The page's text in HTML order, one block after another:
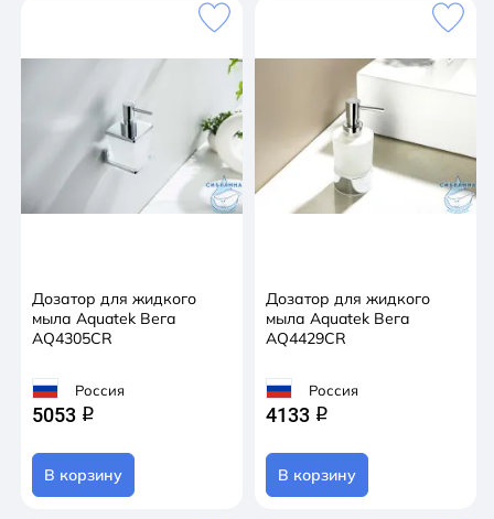
Дозатор для жидкого
мыла Aquatek Вега
AQ4305CR
Россия
5053 q
В корзину
Дозатор для жидкого
мыла Aquatek Вега
AQ4429CR
Россия
4133 q
В корзину